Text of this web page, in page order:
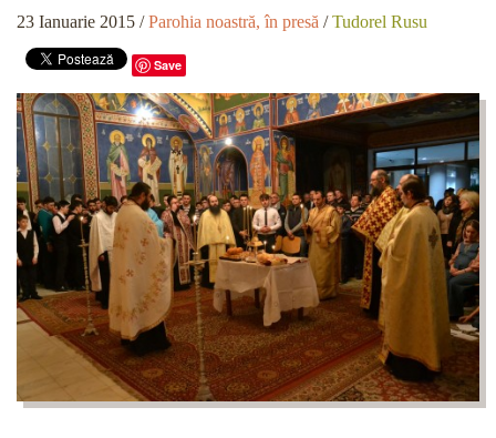
23 Ianuarie 2015 /Parohia noastră, în presă /Tudorel Rusu
Save